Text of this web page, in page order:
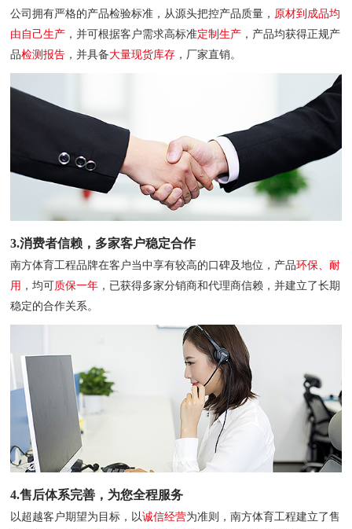
公司拥有严格的产品检验标准，从源头把控产品质量， 原材到成品均
由自己生产 ，并可根据客户需求高标准定制生产 ，产品均获得正规产
品检测报告 ，并具备大量现货库存 ，厂家直销。
3.消费者信赖，多家客户稳定合作
南方体育工程品牌在客户当中享有较高的口碑及地位，产品环保、耐
用 ，均可质保一年 ，已获得多家分销商和代理商信赖，并建立了长期
稳定的合作关系。
4.售后体系完善，为您全程服务
以超越客户期望为目标，以诚信经营为准则，南方体育工程建立了售